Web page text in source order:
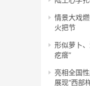
情景大戏
火把节
形似萝卜
疙瘩”
亮相全国
展现“西部